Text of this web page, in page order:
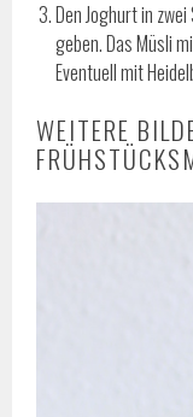
Den Joghurt in
geben. Das Müsli
Eventuell mit
WEITERE